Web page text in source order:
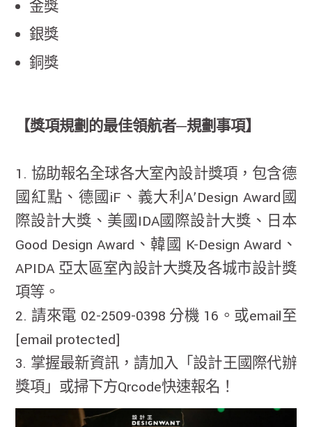
金獎
銀獎
銅獎
【獎項規劃的最佳領航者─規劃事項】
1. 協助報名全球各大室內設計獎項，包含德
國紅點、德國iF、義大利A’Design Award國
際設計大獎、美國IDA國際設計大獎、日本
Good Design Award、韓國 K-Design Award、
APIDA 亞太區室內設計大獎及各城市設計獎
項等。
2. 請來電 02-2509-0398 分機 16。或email至
[email protected]
3. 掌握最新資訊，請加入「設計王國際代辦
獎項」或掃下方Qrcode快速報名！